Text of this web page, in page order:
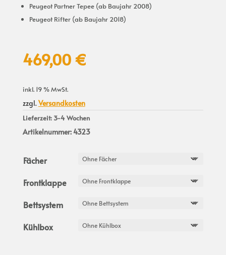
Peugeot Partner Tepee (ab Baujahr 2008)
Peugeot Rifter (ab Baujahr 2018)
469,00€
inkl. 19 % MwSt.
zzgl.Versandkosten
Lieferzeit: 3-4 Wochen
Artikelnummer:4323
Fächer
Frontklappe
Bettsystem
Kühlbox